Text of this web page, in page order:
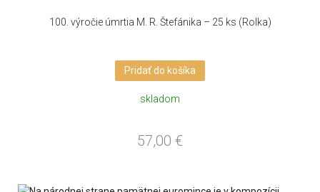
100. výročie úmrtia M. R. Štefánika – 25 ks (Rolka)
Pridať do košíka
skladom
57,00 €